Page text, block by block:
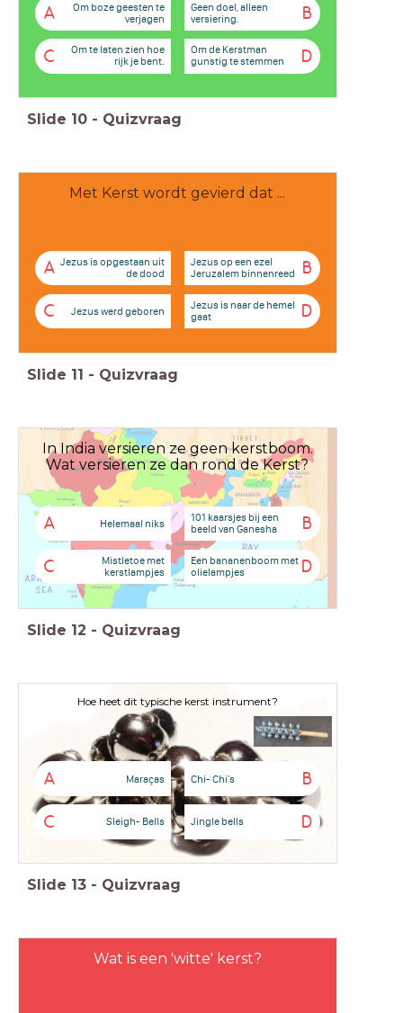
A
Om boze geesten te
verjagen
B
Geen doel, alleen
versiering.
C
Om te laten zien hoe
rijk je bent.
D
Om de Kerstman
gunstig te stemmen
Slide 10 - Quizvraag
Met Kerst wordt gevierd dat ...
A Jezus is opgestaan uit
de dood
B
Jezus op een ezel
Jeruzalem binnenreed
C Jezus werd geboren D
Jezus is naar de hemel
gaat
Slide 11 - Quizvraag
In India versieren ze geen kerstboom.
Wat versieren ze dan rond de Kerst?
A Helemaal niks B
101 kaarsjes bij een
beeld van Ganesha
C
Mistletoe met
kerstlampjes
D
Een bananenboom met
olielampjes
Slide 12 - Quizvraag
Hoe heet dit typische kerst instrument?
A Maraças B
Chi- Chi's
C Sleigh- Bells D
Jingle bells
Slide 13 - Quizvraag
Wat is een 'witte' kerst?